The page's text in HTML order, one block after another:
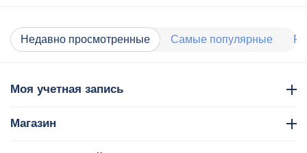
Недавно просмотренные Самые популярные
Моя учетная запись
Магазин